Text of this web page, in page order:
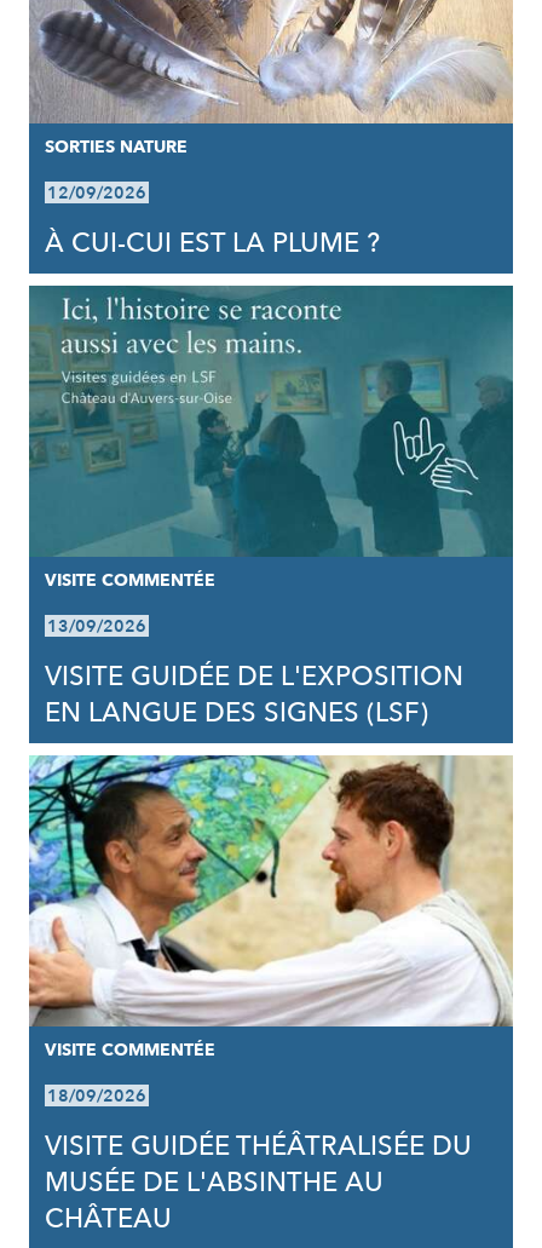
SORTIES NATURE
12/09/2026
À CUI-CUI EST LA PLUME ?
VISITE COMMENTÉE
13/09/2026
VISITE GUIDÉE DE L'EXPOSITION
EN LANGUE DES SIGNES (LSF)
VISITE COMMENTÉE
18/09/2026
VISITE GUIDÉE THÉÂTRALISÉE DU
MUSÉE DE L'ABSINTHE AU
CHÂTEAU